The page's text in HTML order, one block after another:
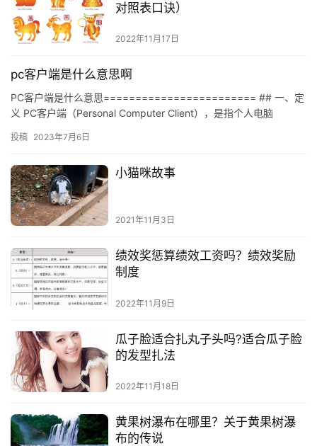
对照表口诀）
2022年11月17日
pc客户端是什么意思啊
PC客户端是什么意思======================== ## 一、定
义 PC客户端（Personal Computer Client），是指个人电脑
投稿 2023年7月6日
小猫咪故事
2021年11月3日
绩效奖惩算绩效工资吗？绩效奖励
制度
2022年11月9日
瓜子脸适合扎丸子头吗?适合瓜子脸
的发型扎法
2022年11月18日
黄果树瀑布在哪里？关于黄果树瀑
布的传说